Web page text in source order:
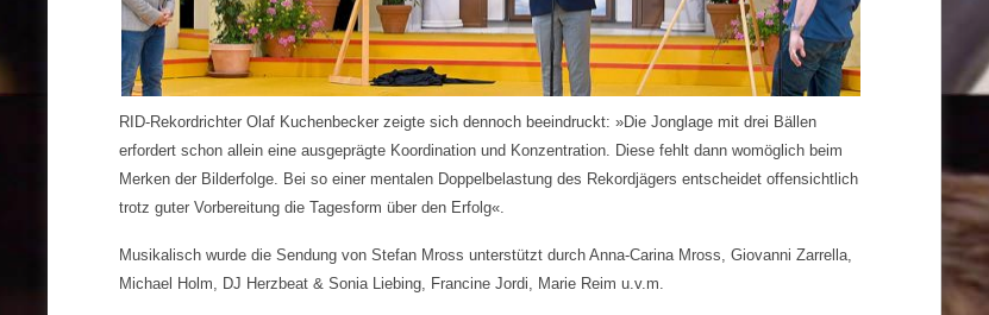
RID-Rekordrichter Olaf Kuchenbecker zeigte sich dennoch beeindruckt: »Die Jonglage mit drei Bällen
erfordert schon allein eine ausgeprägte Koordination und Konzentration. Diese fehlt dann womöglich beim
Merken der Bilderfolge. Bei so einer mentalen Doppelbelastung des Rekordjägers entscheidet offensichtlich
trotz guter Vorbereitung die Tagesform über den Erfolg«.
Musikalisch wurde die Sendung von Stefan Mross unterstützt durch Anna-Carina Mross, Giovanni Zarrella,
Michael Holm, DJ Herzbeat & Sonia Liebing, Francine Jordi, Marie Reim u.v.m.